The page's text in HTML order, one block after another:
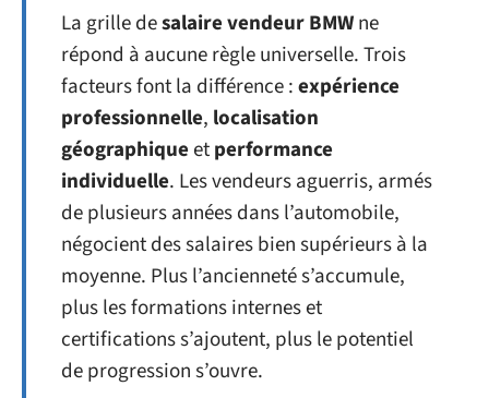
La grille desalaire vendeur BMWne
répond à aucune règle universelle. Trois
facteurs font la différence :expérience
professionnelle, localisation
géographiqueetperformance
individuelle. Les vendeurs aguerris, armés
de plusieurs années dans l’automobile,
négocient des salaires bien supérieurs à la
moyenne. Plus l’ancienneté s’accumule,
plus les formations internes et
certifications s’ajoutent, plus le potentiel
de progression s’ouvre.